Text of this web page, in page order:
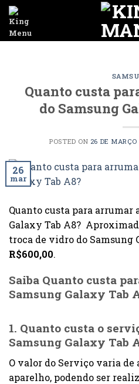
Skip
content
Quanto custa
do Samsung
POSTED ON 26 DE
26
mar
Quanto custa para arrumar
Galaxy Tab A8?
troca de vidro do Samsung
R$600,00.
Saiba Quanto custa
Samsung Galaxy Tab
1. Quanto custa o
Samsung Galaxy Tab
O valor do Serviço varia de
aparelho, podendo ser